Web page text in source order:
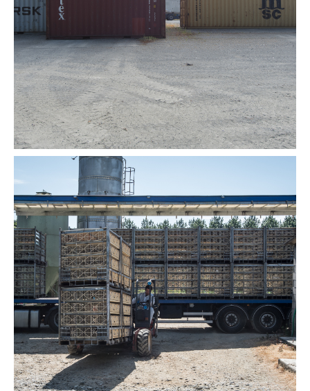
Solutions de transport de conteneurs
Solutions de transport pour animaux vivants